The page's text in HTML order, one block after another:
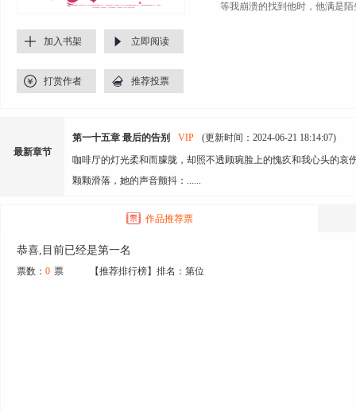
加入书架 立即阅读
打赏作者 推荐投票
等我崩溃的找到他时，他满是陌
最新章节
第一十五章 最后的告别 VIP
(更新时间：2024-06-21 18:14:07)
咖啡厅的灯光柔和而朦胧，却照不透顾琬脸上的愧疚和我心头
颗颗滑落，她的声音颤抖：......
作品推荐票
恭喜,目前已经是第一名
票数： 0 票 【推荐排行榜】排名：第位